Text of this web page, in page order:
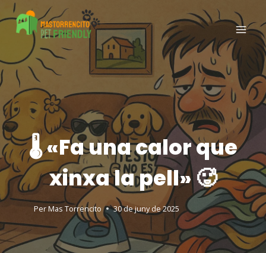
🌡️ «Fa una calor que
xinxa la pell» 🥵
PerMas Torrencito 30 de juny de 2025